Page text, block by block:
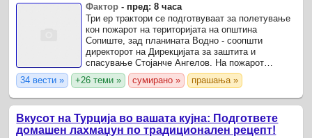
Фактор - пред: 8 часа
Три ер трактори се подготвуваат за полетување
кон пожарот на територијата на општина
Сопиште, зад планината Водно - соопшти
директорот на Дирекцијата за заштита и
спасување Стојанче Ангелов. На пожарот
интервенираат пожарникари од БППЗ, а се
упатени и четири пинцгауери на ДЗС.
34 вести » +26 теми » сумирано » прашања »
Вкусот на Турција во вашата кујна: Подгответе
домашен лахмаџун по традиционален рецепт!